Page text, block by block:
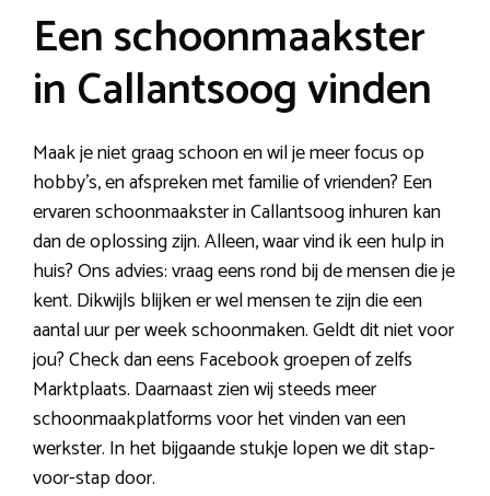
Een schoonmaakster
in Callantsoog vinden
Maak je niet graag schoon en wil je meer focus op
hobby’s, en afspreken met familie of vrienden? Een
ervaren schoonmaakster in Callantsoog inhuren kan
dan de oplossing zijn. Alleen, waar vind ik een hulp in
huis? Ons advies: vraag eens rond bij de mensen die je
kent. Dikwijls blijken er wel mensen te zijn die een
aantal uur per week schoonmaken. Geldt dit niet voor
jou? Check dan eens Facebook groepen of zelfs
Marktplaats. Daarnaast zien wij steeds meer
schoonmaakplatforms voor het vinden van een
werkster. In het bijgaande stukje lopen we dit stap-
voor-stap door.